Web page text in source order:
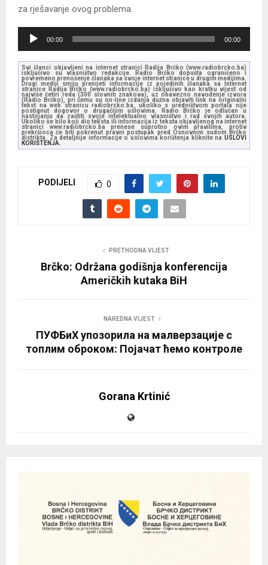
za rješavanje ovog problema.
u
d
o
P
a
00:00 00:00
Svi članci objavljeni na internet stranici Radija Brčko (www.radiobrcko.ba)
isključivo su vlasništvo redakcije. Radio Brčko dopušta ograničeno i
povremeno prenošenje članaka sa svoje internet stranice u drugim medijima.
Drugi mediji smiju prenijeti informacije iz pojedinih članaka sa Internet
stranice Radija Brčko (www.radiobrcko.ba) isključivo kao kratku vijest od
najviše četiri reda (300 slovnih znakova), uz obavezno navođenje izvora
(Radio Brčko), pri čemu su on-line izdanja dužna objaviti link na originalni
tekst na web stranicu radiobrcko.ba, ukoliko s uredništvom portala nije
postignut dogovor o drugačijim uslovima. Radio Brčko je odlučan u
nastojanju da zaštiti svoje intelektualno vlasništvo i rad svojih autora.
Ukoliko se bilo koji dio teksta ili informacija iz teksta objavljenog na internet
stranici www.radiobrcko.ba prenese suprotno ovim pravilima, protiv
prekršioca će biti pokrenut pravni postupak pred Osnovnim sudom Brčko
distrikta. Za detaljnije informacije o uslovima korištenja kliknite na USLOVI
KORIŠTENJA.
PODIJELI 0
PRETHODNA VIJEST
Brčko: Održana godišnja konferencija
Američkih kutaka BiH
NAREDNA VIJEST
ПУФБиХ упозорила на малверзације с
топлим оброком: Појачат ћемо контроле
Gorana Krtinić